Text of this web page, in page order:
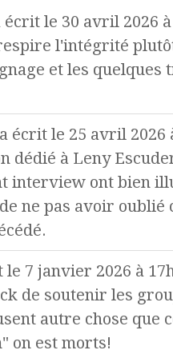
écrit le 30 avril 2026 à
l'intégrité
et les quelques
a écrit le 25 avril 2026
dédié à Leny
interview ont bien
ne pas avoir oublié
le 7 janvier 2026 à
de soutenir les
autre chose que
on est morts!